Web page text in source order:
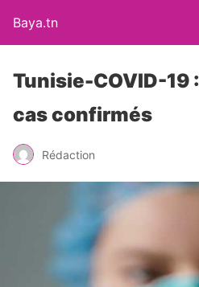
Baya.tn
Tunisie-COVID-19
cas confirmés
Rédaction